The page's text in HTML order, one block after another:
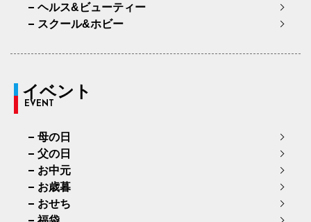
ヘルス&ビューティー
スクール&ホビー
イベント
EVENT
母の日
父の日
お中元
お歳暮
おせち